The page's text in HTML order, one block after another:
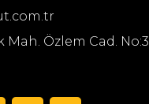
Mah. Özlem Cad. No:3